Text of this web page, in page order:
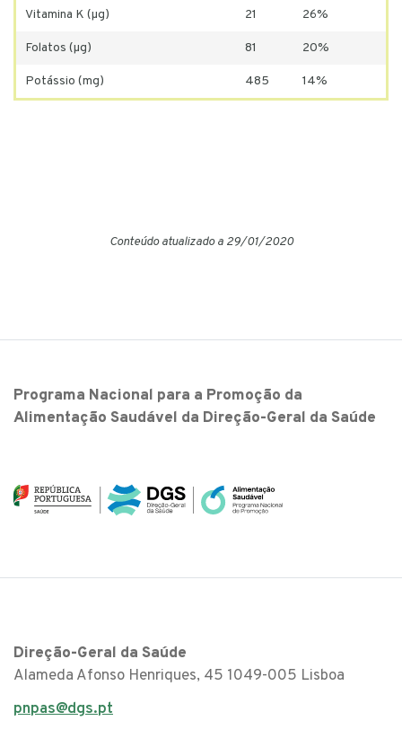
Vitamina K (µg) 21 26%
Folatos (µg) 81 20%
Potássio (mg) 485 14%
Conteúdo atualizado a 29/01/2020
Programa Nacional para a Promoção da
Alimentação Saudável da Direção-Geral da Saúde
Direção-Geral da Saúde
Alameda Afonso Henriques, 45 1049-005 Lisboa
pnpas@dgs.pt